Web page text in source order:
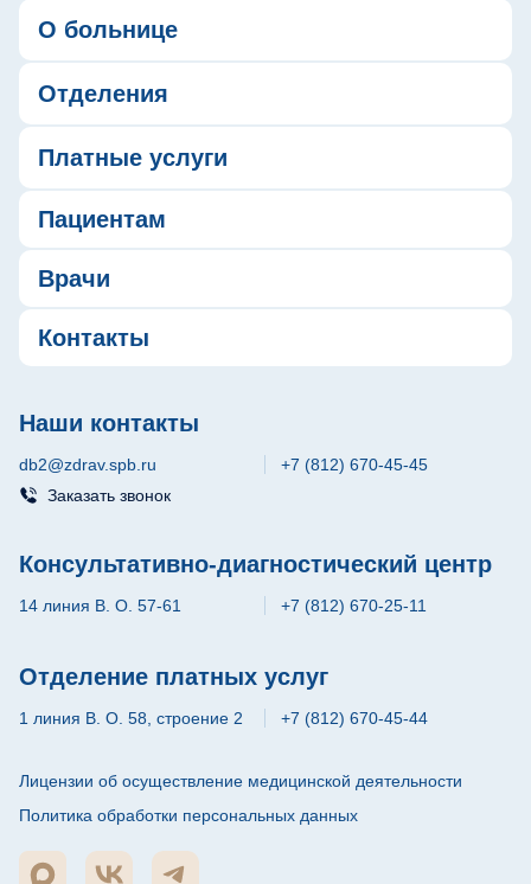
О больнице
Отделения
Платные услуги
Пациентам
Врачи
Контакты
Наши контакты
db2@zdrav.spb.ru
+7 (812) 670-45-45
Заказать звонок
Консультативно-диагностический центр
14 линия В. О. 57-61 +7 (812) 670-25-11
Отделение платных услуг
1 линия В. О. 58, строение 2 +7 (812) 670-45-44
Лицензии об осуществление медицинской деятельности
Политика обработки персональных данных